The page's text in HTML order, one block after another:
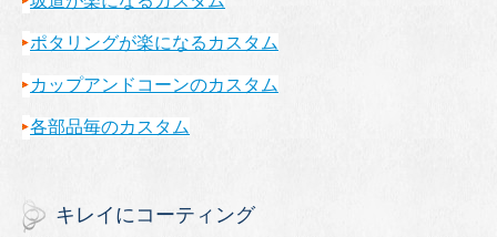
ポタリングが楽になるカスタム
カップアンドコーンのカスタム
各部品毎のカスタム
キレイにコーティング